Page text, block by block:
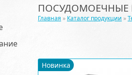
Главная » Каталог продукции »
Новинка